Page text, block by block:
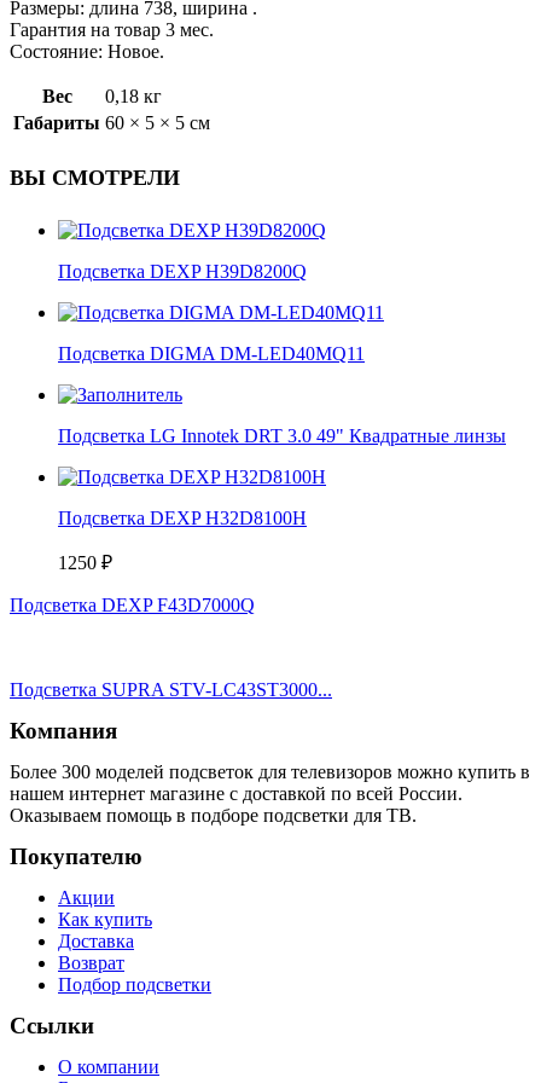
Размеры: длина 738, ширина .
Гарантия на товар 3 мес.
Состояние: Новое.
Вес
0,18 кг
Габариты 60 × 5 × 5 см
ВЫ СМОТРЕЛИ
Подсветка DEXP H39D8200Q
Подсветка DIGMA DM-LED40MQ11
Подсветка LG Innotek DRT 3.0 49" Квадратные линзы
Подсветка DEXP H32D8100H
1250 ₽
Подсветка DEXP F43D7000Q
Подсветка SUPRA STV-LC43ST3000...
Компания
Более 300 моделей подсветок для телевизоров можно купить в
нашем интернет магазине с доставкой по всей России.
Оказываем помощь в подборе подсветки для ТВ.
Покупателю
Акции
Как купить
Доставка
Возврат
Подбор подсветки
Ссылки
О компании